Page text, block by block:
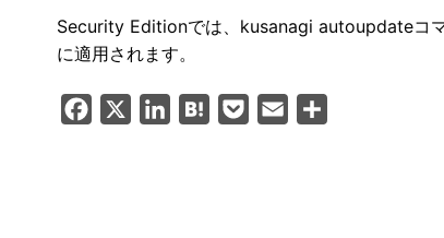
Security Editionでは、kusanagi autoupdateコ
に適用されます。